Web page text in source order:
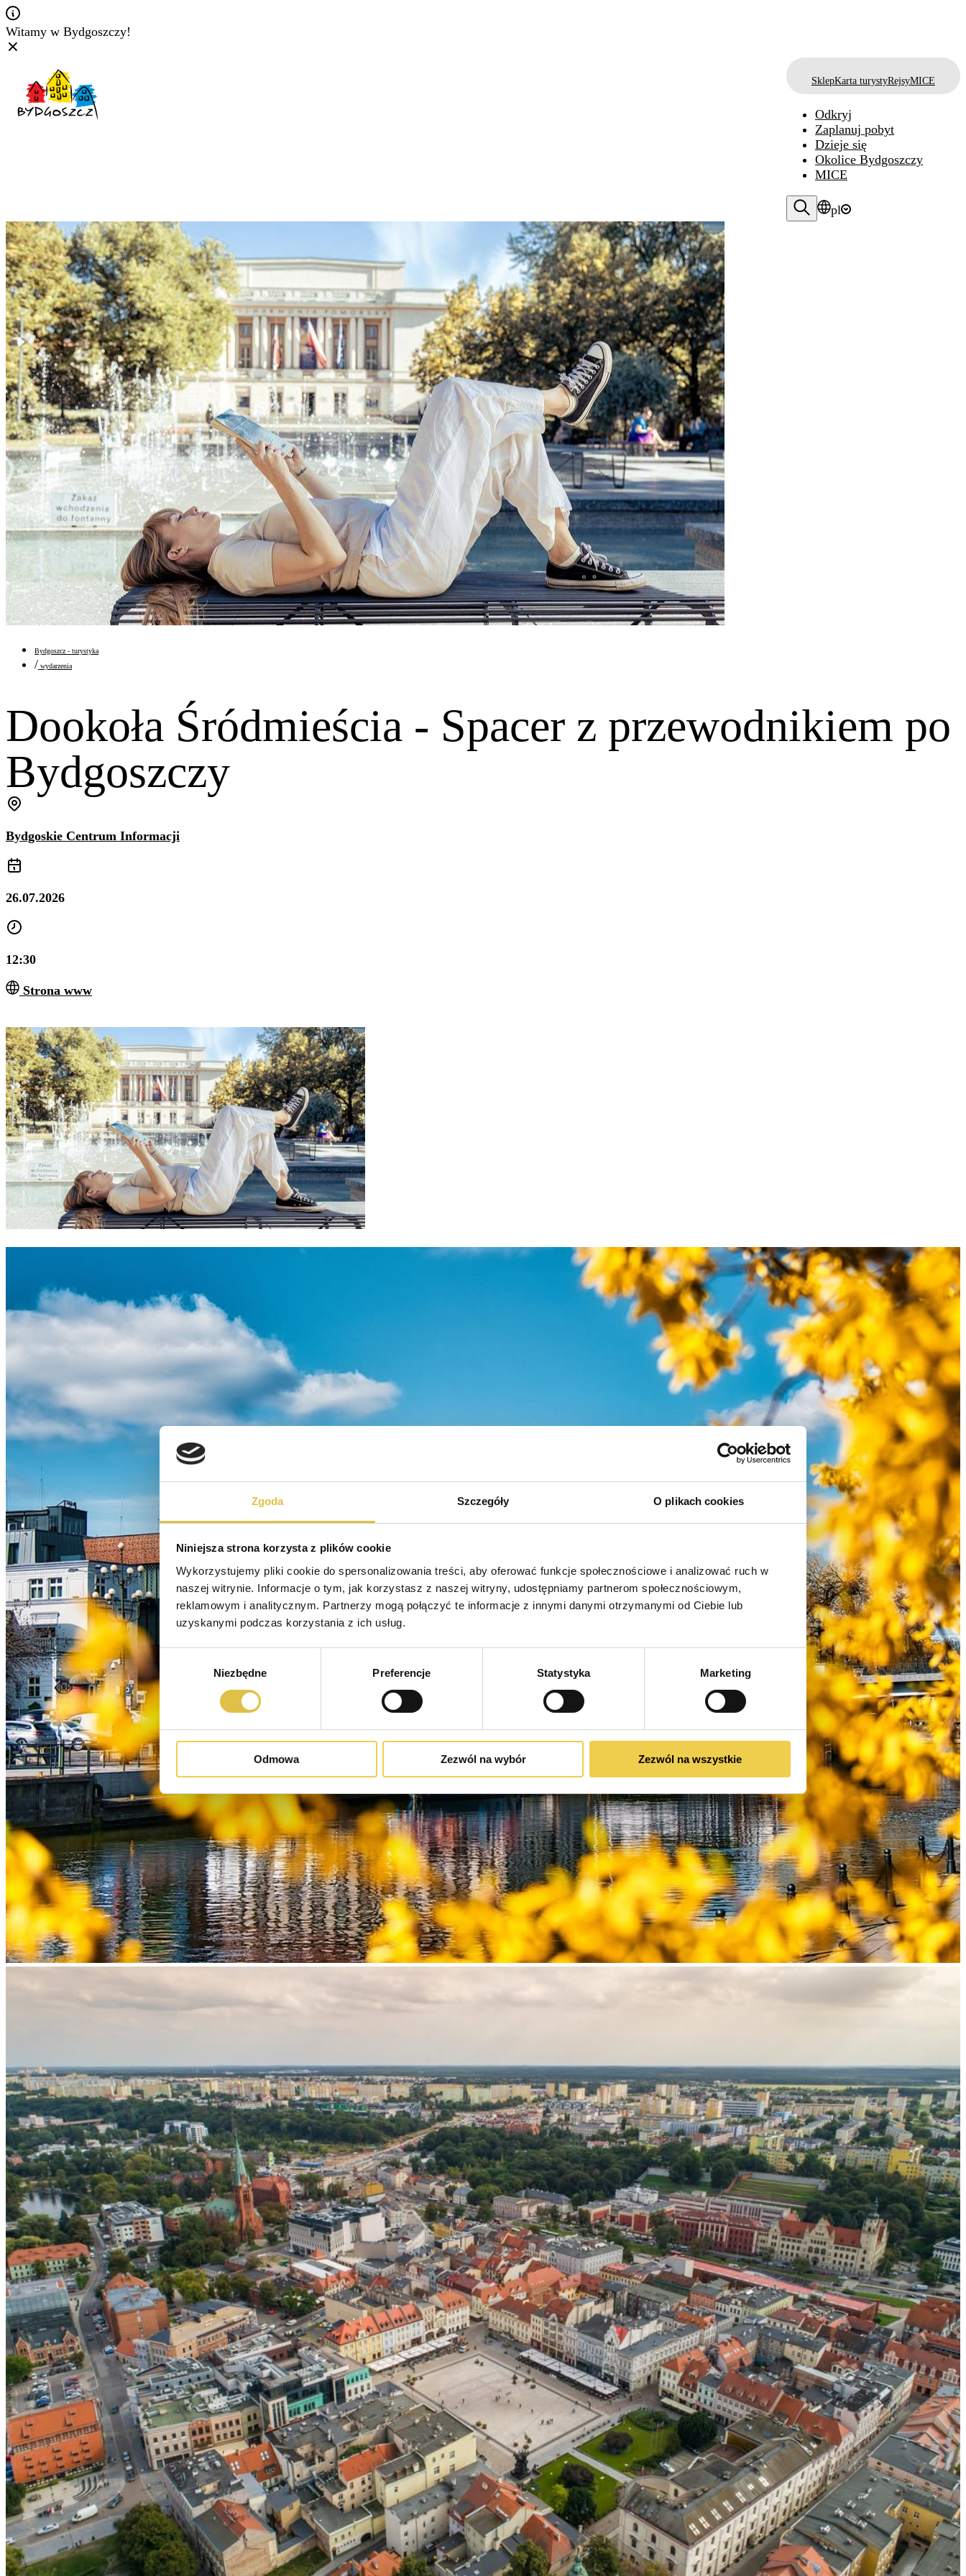
Zgoda Szczegóły O plikach cookies
Niniejsza strona korzysta z plików cookie
Wykorzystujemy pliki cookie do spersonalizowania treści, aby oferować funkcje społecznościowe i analizować ruch w
naszej witrynie. Informacje o tym, jak korzystasz z naszej witryny, udostępniamy partnerom społecznościowym,
reklamowym i analitycznym. Partnerzy mogą połączyć te informacje z innymi danymi otrzymanymi od Ciebie lub
uzyskanymi podczas korzystania z ich usług.
Niezbędne Preferencje Statystyka Marketing
Odmowa Zezwól na wybór Zezwól na wszystkie
Witamy w Bydgoszczy!
SklepKarta turystyRejsyMICE
Odkryj
Zaplanuj pobyt
Dzieje się
Okolice Bydgoszczy
MICE
pl
Bydgoszcz - turystyka
/ wydarzenia
Dookoła Śródmieścia - Spacer z przewodnikiem po
Bydgoszczy
Bydgoskie Centrum Informacji
26.07.2026
12:30
Strona www